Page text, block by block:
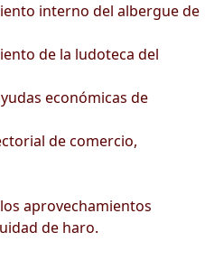
interno del albergue de
de la ludoteca del
económicas de
de comercio,
aprovechamientos
de haro.